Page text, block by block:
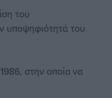
του
υποψηφιότητά του
στην οποία να